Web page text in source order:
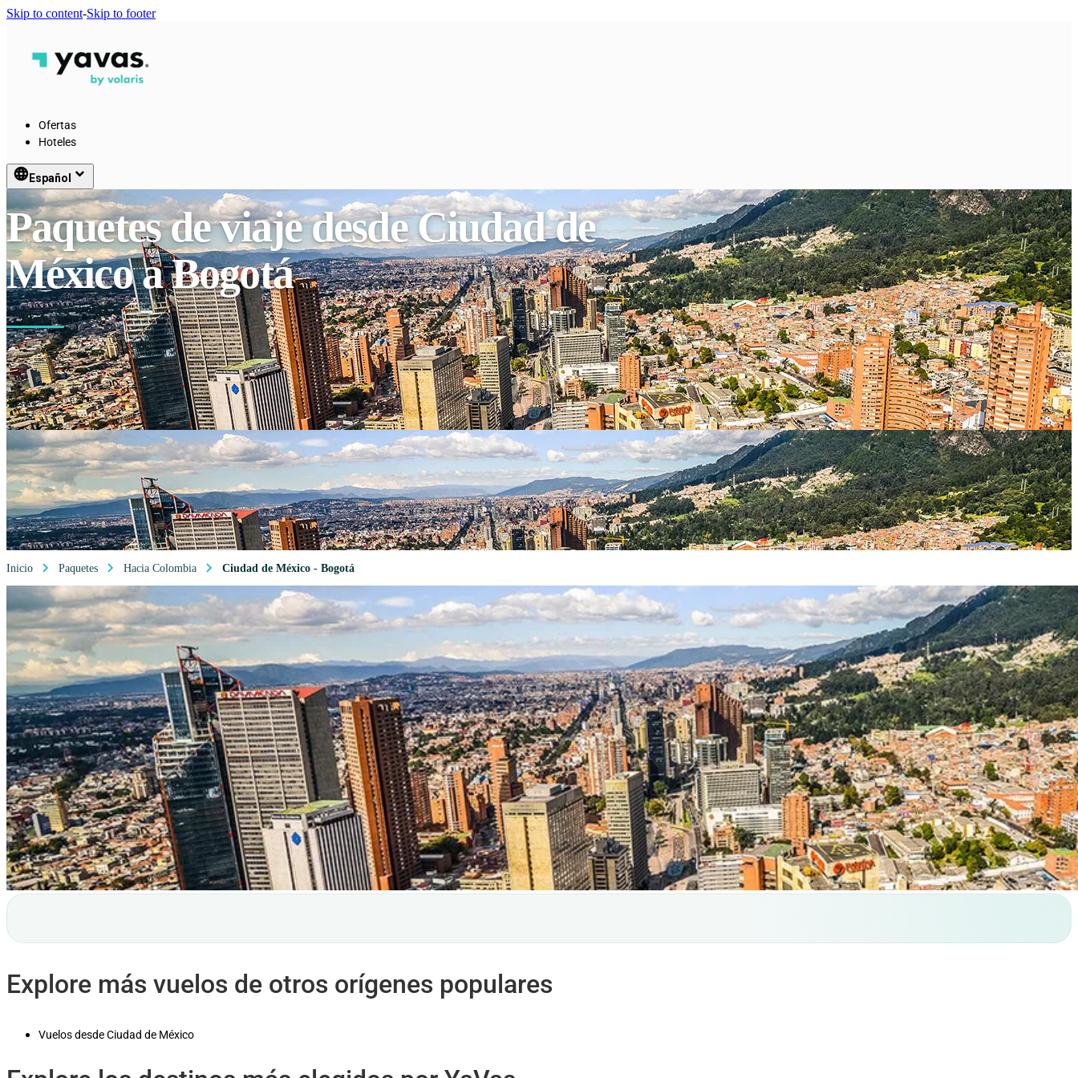
Skip to content-Skip to footer
Ofertas
Hoteles
languageEspañol keyboard_arrow_down
Paquetes de viaje desde Ciudad de
México a Bogotá
Inicio Paquetes Hacia Colombia Ciudad de México - Bogotá
Explore más vuelos de otros orígenes populares
Vuelos desde Ciudad de México